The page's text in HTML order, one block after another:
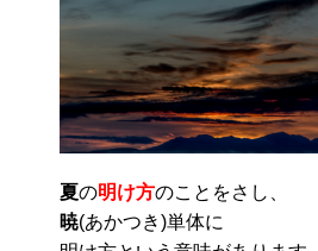
夏の明け方のことをさし、
暁(あかつき)単体に